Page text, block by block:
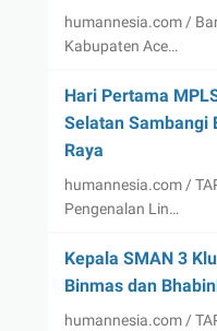
humannesia.com /
Kabupaten Ace…
Hari Pertama
Selatan Sambangi
Raya
humannesia.com /
Pengenalan Lin…
Kepala SMAN 3
Binmas dan
humannesia.com /